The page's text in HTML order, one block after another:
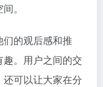
。
的观后感和推
。用户之间的交
可以让大家在分